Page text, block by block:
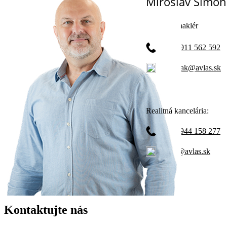
- realitný maklér
+421 911 562 592
simonak@avlas.sk
Realitná kancelária:
+421 944 158 277
avlas@avlas.sk
Kontaktujte nás